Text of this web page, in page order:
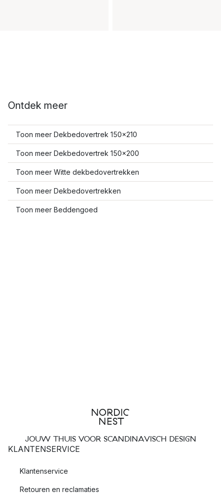
Ontdek meer
Toon meer Dekbedovertrek 150x210
Toon meer Dekbedovertrek 150x200
Toon meer Witte dekbedovertrekken
Toon meer Dekbedovertrekken
Toon meer Beddengoed
JOUW THUIS VOOR SCANDINAVISCH DESIGN
KLANTENSERVICE
Klantenservice
Retouren en reclamaties